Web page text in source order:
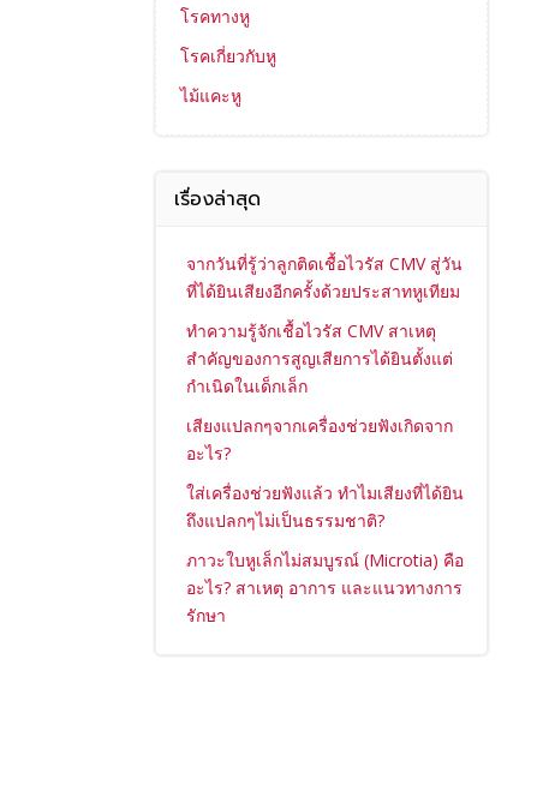
โรคทางหู
โรคเกี่ยวกับหู
ไม้แคะหู
เรื่องล่าสุด
จากวันที่รู้ว่าลูกติดเชื้อไวรัส CMV สู่วัน
ที่ได้ยินเสียงอีกครั้งด้วยประสาทหูเทียม
ทำความรู้จักเชื้อไวรัส CMV สาเหตุ
สำคัญของการสูญเสียการได้ยินตั้งแต่
กำเนิดในเด็กเล็ก
เสียงแปลกๆจากเครื่องช่วยฟังเกิดจาก
อะไร?
ใส่เครื่องช่วยฟังแล้ว ทำไมเสียงที่ได้ยิน
ถึงแปลกๆไม่เป็นธรรมชาติ?
ภาวะใบหูเล็กไม่สมบูรณ์ (Microtia) คือ
อะไร? สาเหตุ อาการ และแนวทางการ
รักษา